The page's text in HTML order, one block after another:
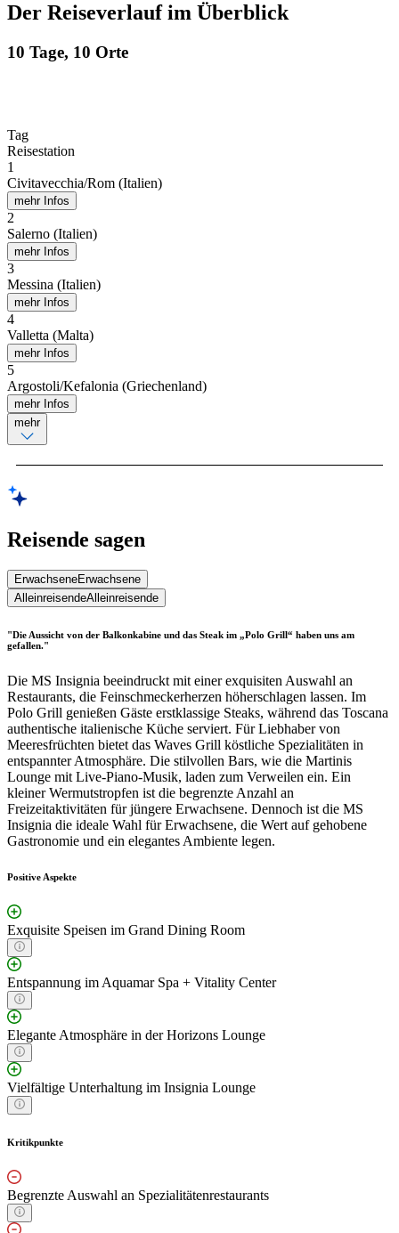
Der Reiseverlauf im Überblick
10 Tage, 10 Orte
Tag
Reisestation
1
Civitavecchia/Rom (Italien)
mehr Infos
2
Salerno (Italien)
mehr Infos
3
Messina (Italien)
mehr Infos
4
Valletta (Malta)
mehr Infos
5
Argostoli/Kefalonia (Griechenland)
mehr Infos
mehr
Reisende sagen
ErwachseneErwachsene
AlleinreisendeAlleinreisende
"Die Aussicht von der Balkonkabine und das Steak im „Polo Grill“ haben uns am
gefallen."
Die MS Insignia beeindruckt mit einer exquisiten Auswahl an
Restaurants, die Feinschmeckerherzen höherschlagen lassen. Im
Polo Grill genießen Gäste erstklassige Steaks, während das Toscana
authentische italienische Küche serviert. Für Liebhaber von
Meeresfrüchten bietet das Waves Grill köstliche Spezialitäten in
entspannter Atmosphäre. Die stilvollen Bars, wie die Martinis
Lounge mit Live-Piano-Musik, laden zum Verweilen ein. Ein
kleiner Wermutstropfen ist die begrenzte Anzahl an
Freizeitaktivitäten für jüngere Erwachsene. Dennoch ist die MS
Insignia die ideale Wahl für Erwachsene, die Wert auf gehobene
Gastronomie und ein elegantes Ambiente legen.
Positive Aspekte
Exquisite Speisen im Grand Dining Room
Entspannung im Aquamar Spa + Vitality Center
Elegante Atmosphäre in der Horizons Lounge
Vielfältige Unterhaltung im Insignia Lounge
Kritikpunkte
Begrenzte Auswahl an Spezialitätenrestaurants